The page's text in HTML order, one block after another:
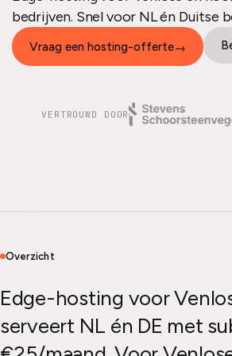
bedrijven. Snel voor NL én Duitse
Vraag een hosting-offerte→
VERTROUWD DOOR
Overzicht
Edge-hosting voor
serveert NL én DE met